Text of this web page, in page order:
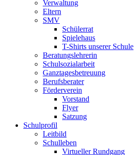
Verwaltung
Eltern
SMV
Schülerrat
Spielehaus
T-Shirts unserer Schule
Beratungslehrerin
Schulsozialarbeit
Ganztagesbetreuung
Berufsberater
Förderverein
Vorstand
Flyer
Satzung
Schulprofil
Leitbild
Schulleben
Virtueller Rundgang